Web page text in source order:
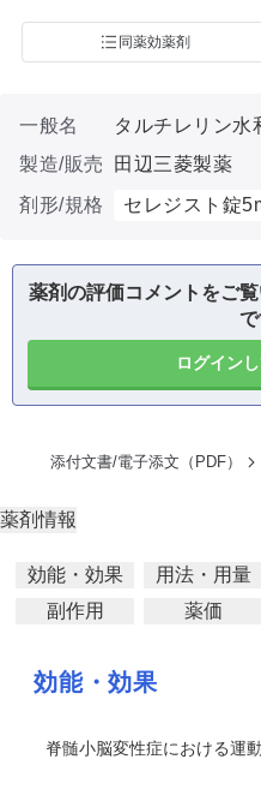
同薬効薬剤
一般名
タルチレリン水
製造/販売
田辺三菱製薬
剤形/規格
セレジスト錠
薬剤の評価コメントをご
で
ログイン
添付文書/電子添文（PDF）
薬剤情報
効能・効果 用法・用量
副作用
薬価
効能・効果
脊髄小脳変性症における運